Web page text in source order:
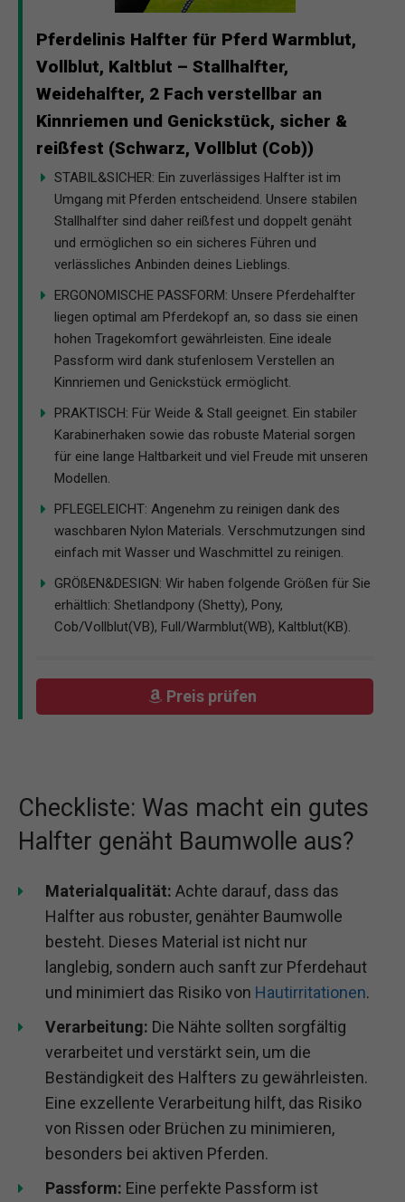
Pferdelinis Halfter für Pferd Warmblut,
Vollblut, Kaltblut – Stallhalfter,
Weidehalfter, 2 Fach verstellbar an
Kinnriemen und Genickstück, sicher &
reißfest (Schwarz, Vollblut (Cob))
STABIL&SICHER: Ein zuverlässiges Halfter ist im
Umgang mit Pferden entscheidend. Unsere stabilen
Stallhalfter sind daher reißfest und doppelt genäht
und ermöglichen so ein sicheres Führen und
verlässliches Anbinden deines Lieblings.
ERGONOMISCHE PASSFORM: Unsere Pferdehalfter
liegen optimal am Pferdekopf an, so dass sie einen
hohen Tragekomfort gewährleisten. Eine ideale
Passform wird dank stufenlosem Verstellen an
Kinnriemen und Genickstück ermöglicht.
PRAKTISCH: Für Weide & Stall geeignet. Ein stabiler
Karabinerhaken sowie das robuste Material sorgen
für eine lange Haltbarkeit und viel Freude mit unseren
Modellen.
PFLEGELEICHT: Angenehm zu reinigen dank des
waschbaren Nylon Materials. Verschmutzungen sind
einfach mit Wasser und Waschmittel zu reinigen.
GRÖßEN&DESIGN: Wir haben folgende Größen für Sie
erhältlich: Shetlandpony (Shetty), Pony,
Cob/Vollblut(VB), Full/Warmblut(WB), Kaltblut(KB).
Preis prüfen
Checkliste: Was macht ein gutes
Halfter genäht Baumwolle aus?
Materialqualität: Achte darauf, dass das
Halfter aus robuster, genähter Baumwolle
besteht. Dieses Material ist nicht nur
langlebig, sondern auch sanft zur Pferdehaut
und minimiert das Risiko von Hautirritationen.
Verarbeitung: Die Nähte sollten sorgfältig
verarbeitet und verstärkt sein, um die
Beständigkeit des Halfters zu gewährleisten.
Eine exzellente Verarbeitung hilft, das Risiko
von Rissen oder Brüchen zu minimieren,
besonders bei aktiven Pferden.
Passform: Eine perfekte Passform ist